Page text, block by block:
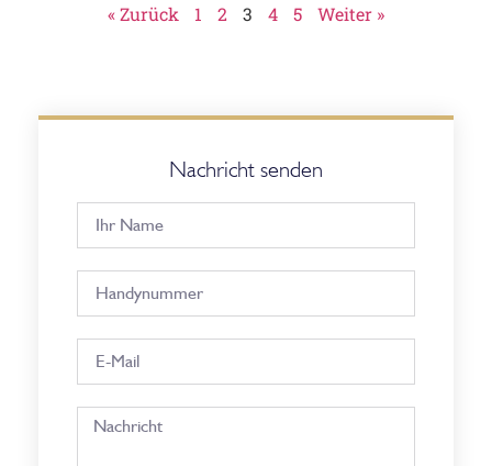
« Zurück 1 2 3 4 5 Weiter »
Nachricht senden